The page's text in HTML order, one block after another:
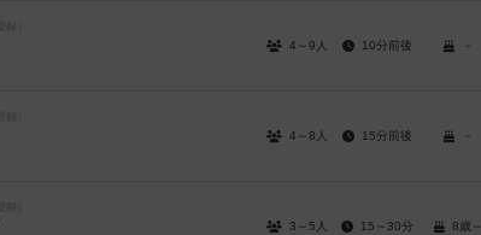
4～9人 10分前後 －
4～8人 15分前後 －
3～5人 15～30分 8歳～